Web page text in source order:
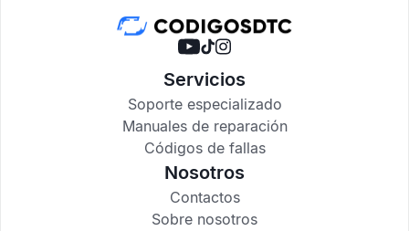
Servicios
Soporte especializado
Manuales de reparación
Códigos de fallas
Nosotros
Contactos
Sobre nosotros